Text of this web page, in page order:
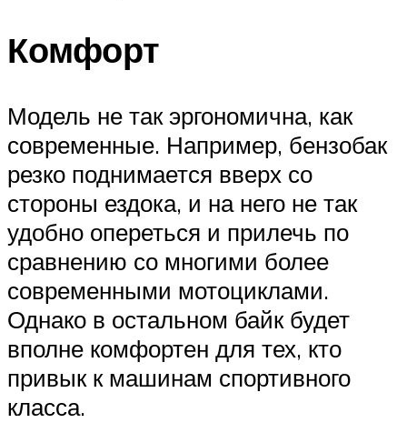
Комфорт
Модель не так эргономична, как
современные. Например, бензобак
резко поднимается вверх со
стороны ездока, и на него не так
удобно опереться и прилечь по
сравнению со многими более
современными мотоциклами.
Однако в остальном байк будет
вполне комфортен для тех, кто
привык к машинам спортивного
класса.